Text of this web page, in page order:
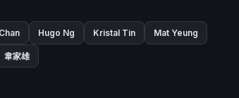
Hugo Ng Kristal Tin Mat Yeung
韋家雄